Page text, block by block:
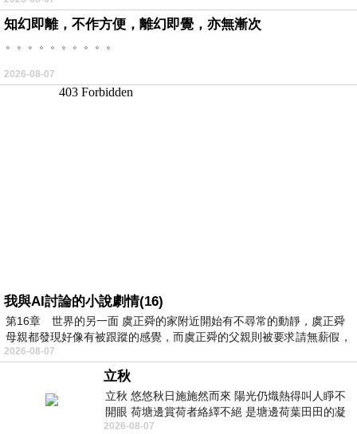
知幻即離，不作方便，離幻即覺，亦無漸次
。。。。。。。。。。
2026-08-07
我與AI討論的小說劇情(16)
第16章 世界的另一面 虞正舜的家附近開始有不尋常的動靜，虞正舜
母親都發現好像有被跟蹤的感覺，而虞正舜的父親則被要求請無薪假，
2026-08-07
立秋
立秋 悠悠秋日施施然而來 陽光仍熾熱得叫人睜不
開眼 荷塘邊賞荷者絡繹不絕 是塘邊荷葉田田的凝
望 風中飄逸的是映日荷花別樣紅
2026-08-07